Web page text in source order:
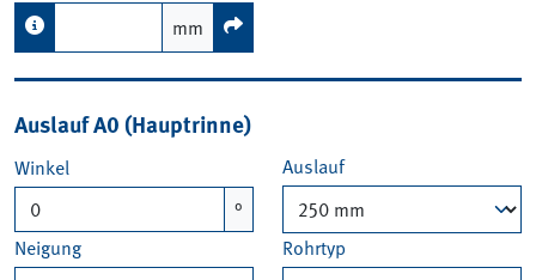
mm
Auslauf A0 (Hauptrinne)
Winkel
°
Auslauf
Neigung Rohrtyp